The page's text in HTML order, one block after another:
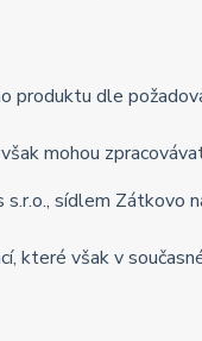
produktu dle
mohou
sídlem Zátkovo
které však v